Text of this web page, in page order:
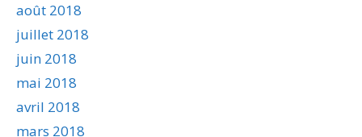
août 2018
juillet 2018
juin 2018
mai 2018
avril 2018
mars 2018